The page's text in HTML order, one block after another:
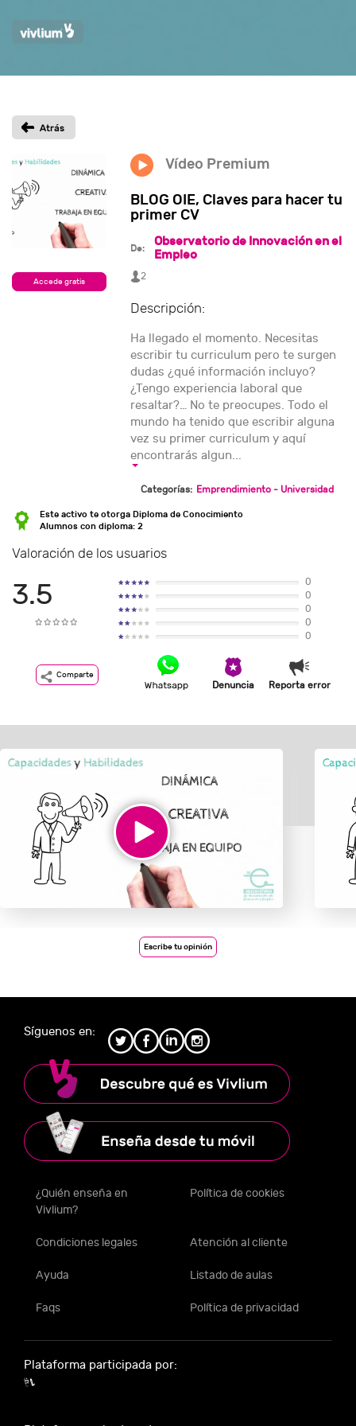
Accede gratis
Vídeo Premium
BLOG OIE, Claves para hacer tu
primer CV
De:
Observatorio de Innovación en el
Empleo
2
Descripción:
Ha llegado el momento. Necesitas
escribir tu curriculum pero te surgen
dudas ¿qué información incluyo?
¿Tengo experiencia laboral que
resaltar?… No te preocupes. Todo el
mundo ha tenido que escribir alguna
vez su primer curriculum y aquí
encontrarás algun...
Categorías: Emprendimiento - Universidad
Este activo te otorga Diploma de Conocimiento
Alumnos con diploma: 2
Valoración de los usuarios
3.5
0
0
0
0
0
Comparte
Denuncia Reporta error
Escribe tu opinión
Síguenos en:
¿Quién enseña en
Vivlium?
Política de cookies
Condiciones legales Atención al cliente
Ayuda Listado de aulas
Faqs Política de privacidad
Plataforma participada por: